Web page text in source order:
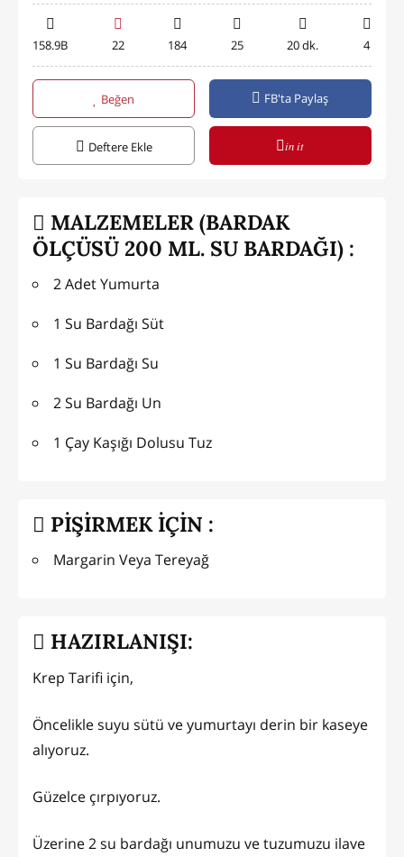
158.9B 22 184 25 20 dk. 4
Beğen FB'ta Paylaş
Deftere Ekle in it
MALZEMELER (BARDAK
ÖLÇÜSÜ 200 ML. SU BARDAĞI) :
2 Adet Yumurta
1 Su Bardağı Süt
1 Su Bardağı Su
2 Su Bardağı Un
1 Çay Kaşığı Dolusu Tuz
PİŞİRMEK İÇİN :
Margarin Veya Tereyağ
HAZIRLANIŞI:
Krep Tarifi için,
Öncelikle suyu sütü ve yumurtayı derin bir kaseye
alıyoruz.
Güzelce çırpıyoruz.
Üzerine 2 su bardağı unumuzu ve tuzumuzu ilave